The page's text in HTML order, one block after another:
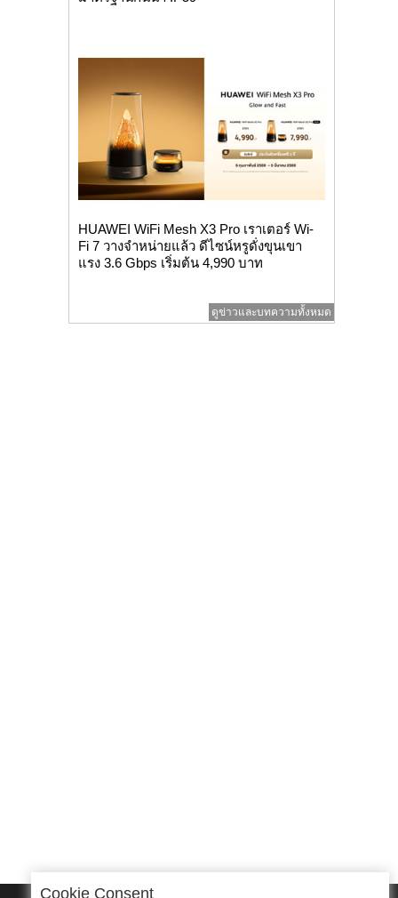
HUAWEI WiFi Mesh X3 Pro เราเตอร์ Wi-
Fi 7 วางจำหน่ายแล้ว ดีไซน์หรูดั่งขุนเขา
แรง 3.6 Gbps เริ่มต้น 4,990 บาท
ดูข่าวและบทความทั้งหมด
Cookie Consent